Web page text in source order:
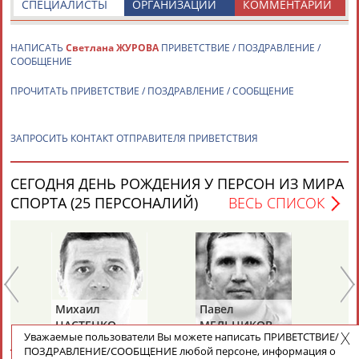
ТАБЛО АКТИВНОСТИ
Вопросы сотрудничества и совместной деятельностиinform@infosport.ru
Стадион, 1998-2026
Разработка и поддержка ООО НАИТ «Стадион»
Адресов в новостной рассылке: 996
Подпишись
КОММЕНТАРИИ
ОРГАНИЗАЦИИ
СПЕЦИАЛИСТЫ
НАПИСАТЬ Светлана ЖУРОВА ПРИВЕТСТВИЕ / ПОЗДРАВЛЕНИЕ /
СООБЩЕНИЕ
ПРОЧИТАТЬ ПРИВЕТСТВИЕ / ПОЗДРАВЛЕНИЕ / СООБЩЕНИЕ
ЗАПРОСИТЬ КОНТАКТ ОТПРАВИТЕЛЯ ПРИВЕТСТВИЯ
СЕГОДНЯ ДЕНЬ РОЖДЕНИЯ У ПЕРСОН ИЗ МИРА
СПОРТА (25 ПЕРСОНАЛИЙ)
ВЕСЬ СПИСОК
Михаил
НАСТЕНКО
Павел
МЕЛЬНИКОВ
Уважаемые пользователи Вы можете написать ПРИВЕТСТВИЕ/
ПОЗДРАВЛЕНИЕ/СООБЩЕНИЕ любой персоне, информация о